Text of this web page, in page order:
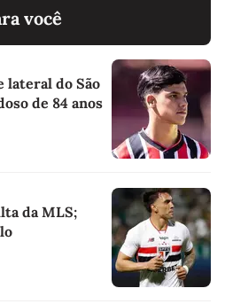
você
lateral do São
de 84 anos
da MLS;